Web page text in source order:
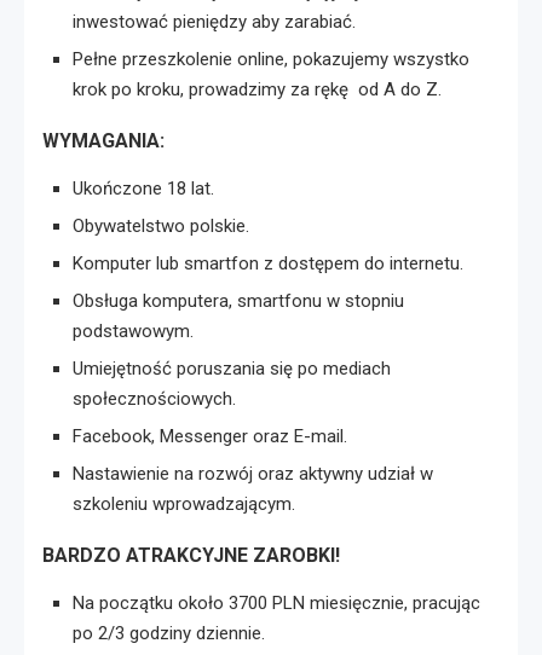
inwestować pieniędzy aby zarabiać.
Pełne przeszkolenie online, pokazujemy wszystko
krok po kroku, prowadzimy za rękę od A do Z.
WYMAGANIA:
Ukończone 18 lat.
Obywatelstwo polskie.
Komputer lub smartfon z dostępem do internetu.
Obsługa komputera, smartfonu w stopniu
podstawowym.
Umiejętność poruszania się po mediach
społecznościowych.
Facebook, Messenger oraz E-mail.
Nastawienie na rozwój oraz aktywny udział w
szkoleniu wprowadzającym.
BARDZO ATRAKCYJNE ZAROBKI!
Na początku około 3700 PLN miesięcznie, pracując
po 2/3 godziny dziennie.